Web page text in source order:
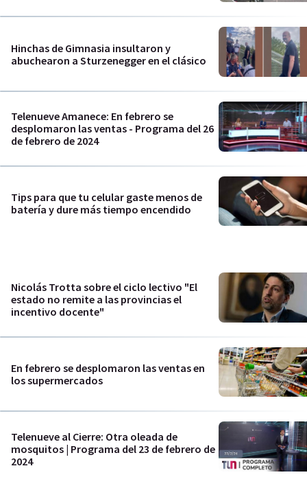
Hinchas de Gimnasia insultaron y
abuchearon a Sturzenegger en el clásico
Telenueve Amanece: En febrero se
desplomaron las ventas - Programa del 26
de febrero de 2024
Tips para que tu celular gaste menos de
batería y dure más tiempo encendido
Nicolás Trotta sobre el ciclo lectivo "El
estado no remite a las provincias el
incentivo docente"
En febrero se desplomaron las ventas en
los supermercados
Telenueve al Cierre: Otra oleada de
mosquitos | Programa del 23 de febrero de
2024